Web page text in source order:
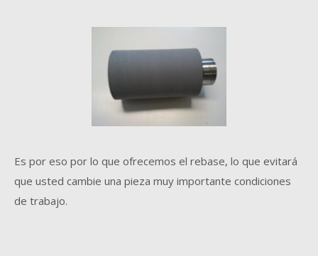
Es por eso por lo que ofrecemos el rebase, lo que evitará
que usted cambie una pieza muy importante condiciones
de trabajo.